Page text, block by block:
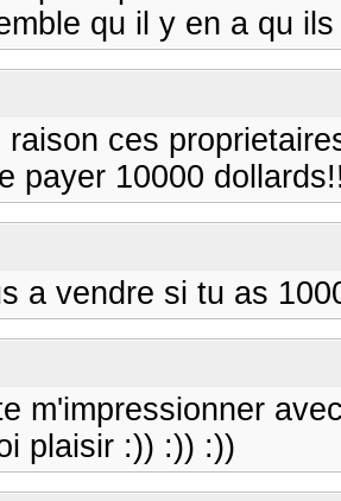
qu il y en a qu
raison ces
payer 10000
a vendre si tu as
m'impressionner
plaisir :)) :)) :))